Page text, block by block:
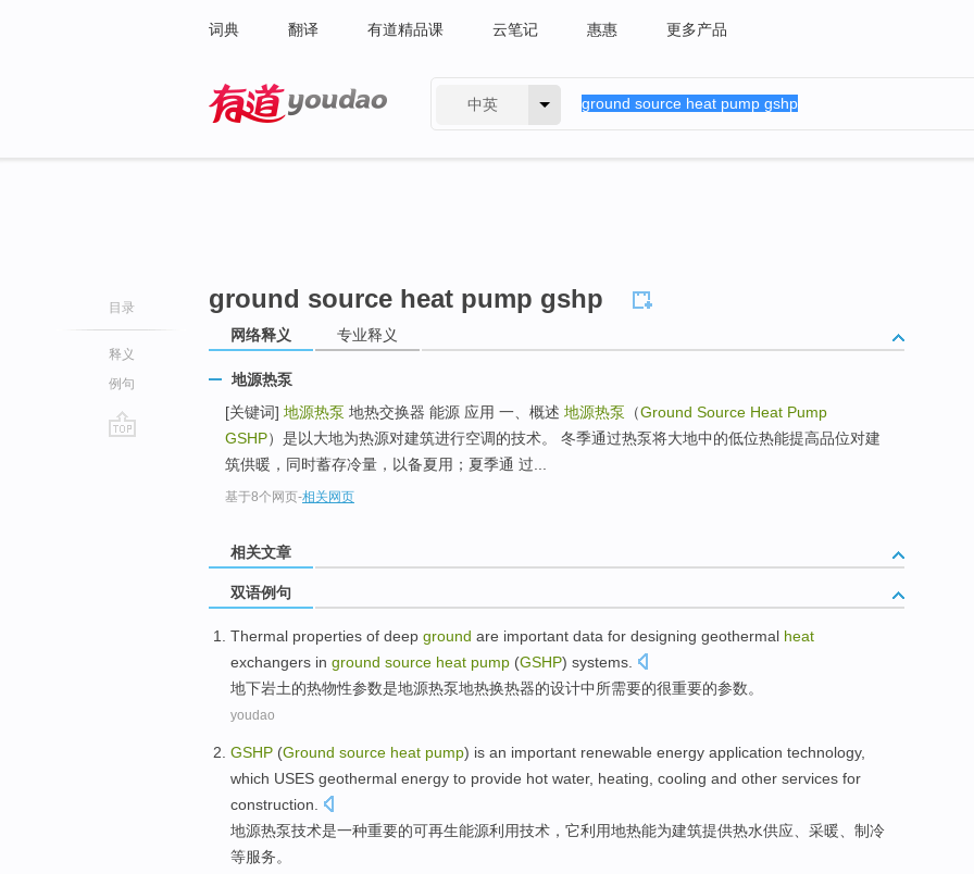
词典 翻译 有道精品课 云笔记 惠惠 更多产品
中英
目录
释义
例句
ground source heat pump gshp
网络释义 专业释义
地源热泵
[关键词] 地源热泵 地热交换器 能源 应用 一、概述 地源热泵 （Ground Source Heat Pump
GSHP）是以大地为热源对建筑进行空调的技术。 冬季通过热泵将大地中的低位热能提高品位对建
筑供暖，同时蓄存冷量，以备夏用；夏季通 过...
基于8个网页-相关网页
相关文章
双语例句
Thermal properties of deep ground are important data for designing geothermal heat
exchangers in ground source heat pump (GSHP) systems.
地下岩土的热物性参数是地源热泵地热换热器的设计中所需要的很重要的参数。
youdao
GSHP (Ground source heat pump) is an important renewable energy application technology,
which USES geothermal energy to provide hot water, heating cooling and other services for
construction
地源热泵技术是一种重要的可再生能源利用技术 ， 它利用地热能为建筑提供热水供应、 采暖
制冷
等服务。